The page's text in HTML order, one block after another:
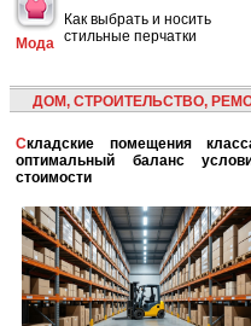
Мода
Как выбрать и носить
стильные перчатки
ДОМ, СТРОИТЕЛЬСТВО,
Складские помещения класса B:
оптимальный баланс
стоимости